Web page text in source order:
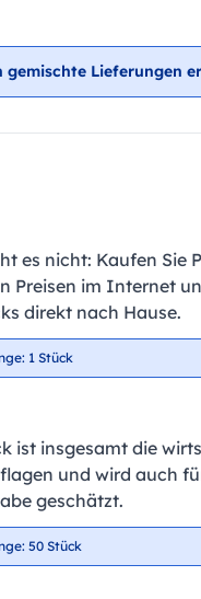
Lieferungen
es nicht: Kaufen Sie
Preisen im Internet
direkt nach Hause.
1 Stück
ist insgesamt die
und wird auch
geschätzt.
50 Stück